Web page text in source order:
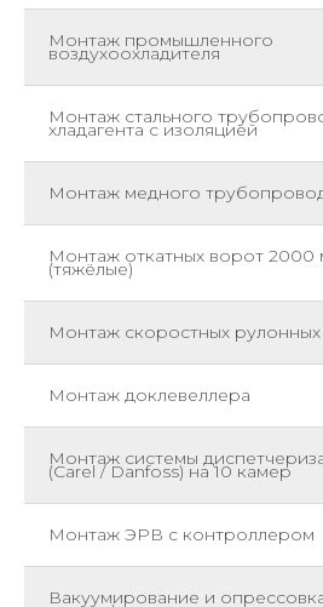
Монтаж промышленного
воздухоохладителя
Монтаж стального
хладагента с изоляцией
Монтаж медного
Монтаж откатных ворот 2000
(тяжёлые)
Монтаж скоростных
Монтаж доклевеллера
Монтаж системы
(Carel / Danfoss) на 10 камер
Монтаж ЭРВ с контроллером
Вакуумирование и